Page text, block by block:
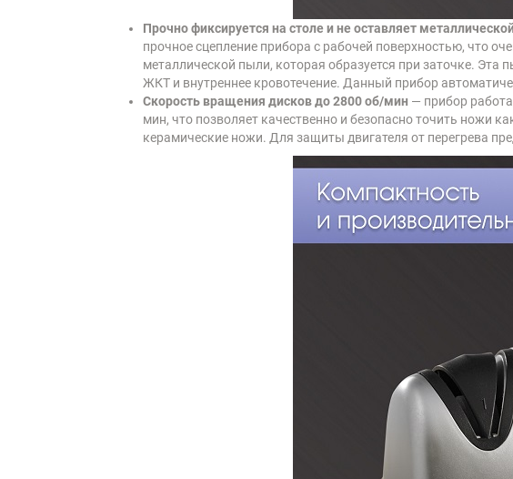
Прочно фиксируется на столе и не оставляет
прочное сцепление прибора с рабочей поверхностью, что
металлической пыли, которая образуется при заточке.
ЖКТ и внутреннее кровотечение. Данный прибор
Скорость вращения дисков до 2800 об/мин — прибор
мин, что позволяет качественно и безопасно точить ножи
керамические ножи. Для защиты двигателя от перегрева